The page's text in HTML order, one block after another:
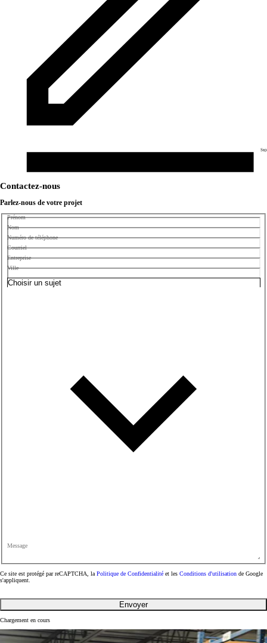
Contactez-nous
Parlez-nous de votre projet
Prénom
Nom
Numéro de téléphone
Courriel
Entreprise
Ville
Message
Ce site est protégé par reCAPTCHA, la Politique de Confidentialité et les Conditions d'utilisation de Google
s'appliquent.
Envoyer
Chargement en cours